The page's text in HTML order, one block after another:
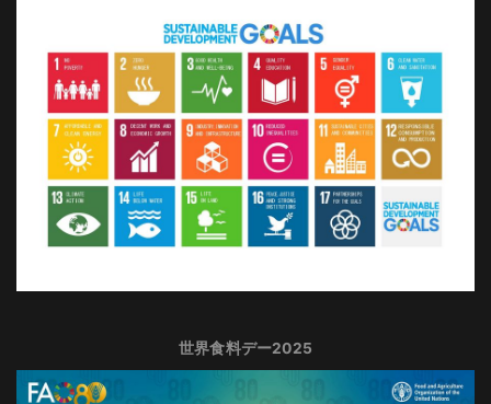
世界食料デー2025